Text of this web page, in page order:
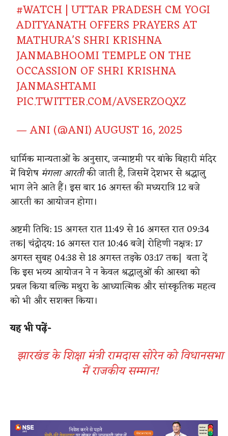
#WATCH | UTTAR PRADESH CM YOGI
ADITYANATH OFFERS PRAYERS AT
MATHURA'S SHRI KRISHNA
JANMABHOOMI TEMPLE ON THE
OCCASSION OF SHRI KRISHNA
JANMASHTAMI
PIC.TWITTER.COM/AVSERZOQXZ
— ANI (@ANI)AUGUST 16, 2025
धार्मिक मान्यताओं के अनुसार, जन्माष्टमी पर बांके बिहारी मंदिर
में विशेष मंगला आरतीकी जाती है, जिसमें देशभर से श्रद्धालु
भाग लेने आते हैं। इस बार 16 अगस्त की मध्यरात्रि 12 बजे
आरती का आयोजन होगा।
अष्टमी तिथि: 15 अगस्त रात 11:49 से 16 अगस्त रात 09:34
तक|​चंद्रोदय: 16 अगस्त रात 10:46 बजे|​रोहिणी नक्षत्र: 17
अगस्त सुबह 04:38 से 18 अगस्त तड़के 03:17 तक​| ​ बता दें
किइस भव्य आयोजन ने न केवल श्रद्धालुओं की आस्था को
प्रबल किया बल्कि मथुरा के आध्यात्मिक और सांस्कृतिक महत्व
को भी और सशक्त किया।
​यह भी पढ़ें-
झारखंड के शिक्षा मंत्री रामदास सोरेन को विधानसभा
में राजकीय सम्मान!